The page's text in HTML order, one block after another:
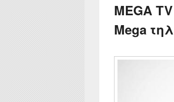
MEGA
Mega